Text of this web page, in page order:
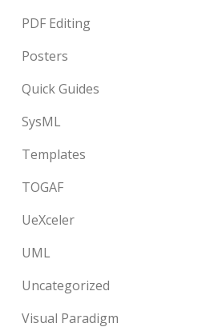
PDF Editing
Posters
Quick Guides
SysML
Templates
TOGAF
UeXceler
UML
Uncategorized
Visual Paradigm